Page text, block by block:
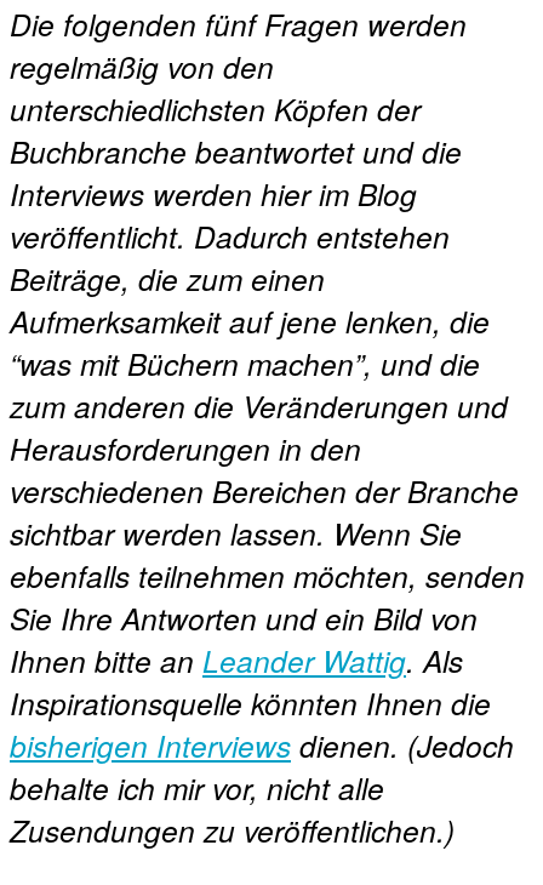
Die folgenden fünf Fragen werden
regelmäßig von den
unterschiedlichsten Köpfen der
Buchbranche beantwortet und die
Interviews werden hier im Blog
veröffentlicht. Dadurch entstehen
Beiträge, die zum einen
Aufmerksamkeit auf jene lenken, die
“was mit Büchern machen”, und die
zum anderen die Veränderungen und
Herausforderungen in den
verschiedenen Bereichen der Branche
sichtbar werden lassen. Wenn Sie
ebenfalls teilnehmen möchten, senden
Sie Ihre Antworten und ein Bild von
Ihnen bitte an Leander Wattig. Als
Inspirationsquelle könnten Ihnen die
bisherigen Interviews dienen. (Jedoch
behalte ich mir vor, nicht alle
Zusendungen zu veröffentlichen.)